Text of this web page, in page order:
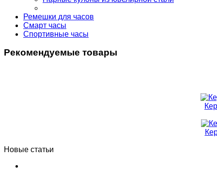
Ремешки для часов
Смарт часы
Спортивные часы
Рекомендуемые товары
Новые статьи